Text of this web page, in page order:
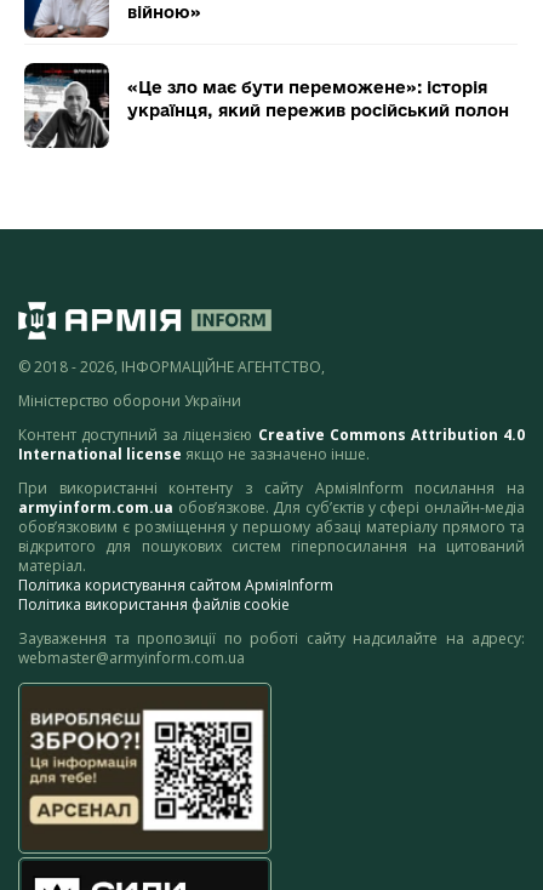
війною»
«Це зло має бути переможене»: історія
українця, який пережив російський полон
© 2018 - 2026, ІНФОРМАЦІЙНЕ АГЕНТСТВО,
Міністерство оборони України
Контент доступний за ліцензією Creative Commons Attribution 4.0
International license якщо не зазначено інше.
При використанні контенту з сайту АрміяInform посилання на
armyinform.com.ua обов’язкове. Для суб’єктів у сфері онлайн-медіа
обов’язковим є розміщення у першому абзаці матеріалу прямого та
відкритого для пошукових систем гіперпосилання на цитований
матеріал.
Політика користування сайтом АрміяInform
Політика використання файлів cookie
Зауваження та пропозиції по роботі сайту надсилайте на адресу:
webmaster@armyinform.com.ua